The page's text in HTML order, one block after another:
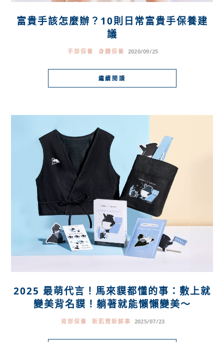
富貴手該怎麼辦？10則日常富貴手保養建
議
手部保養 身體保養 2020/09/25
繼續閱讀
2025 最萌代言！馬來貘都懂的事：敷上就
變美背名貘！躺著就能懶懶變美～
背部保養 新肌霓新鮮事 2025/07/23